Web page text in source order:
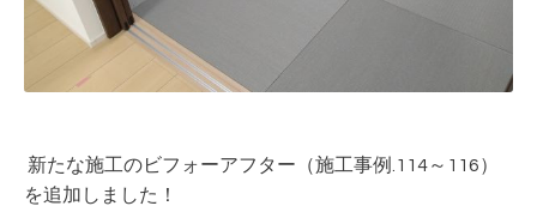
新たな施工のビフォーアフター（施工事例.114～116）
を追加しました！